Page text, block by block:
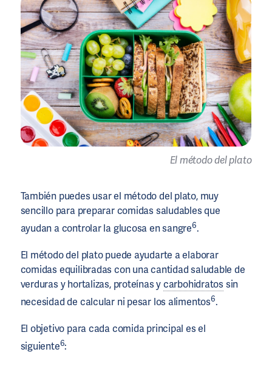
El método del plato
También puedes usar el método del plato, muy
sencillo para preparar comidas saludables que
ayudan a controlar la glucosa en sangre6.
El método del plato puede ayudarte a elaborar
comidas equilibradas con una cantidad saludable de
verduras y hortalizas, proteínas ycarbohidratos sin
necesidad de calcular ni pesar los alimentos6.
El objetivo para cada comida principal es el
siguiente6: